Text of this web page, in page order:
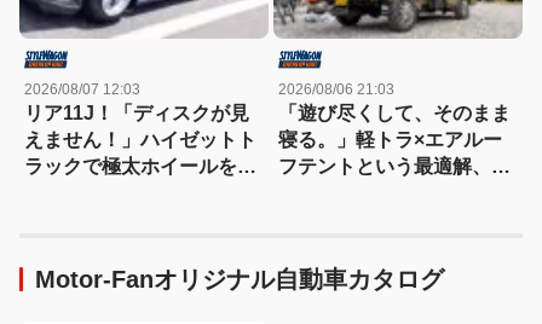
2026/08/07 12:03
リア11J！「ディスクが見
えません！」ハイゼットト
ラックで極太ホイールを履
2026/08/06 21:03
「遊び尽くして、そのまま
寝る。」軽トラ×エアルー
フテントという最適解、見
Motor-Fanオリジナル自動車カタログ